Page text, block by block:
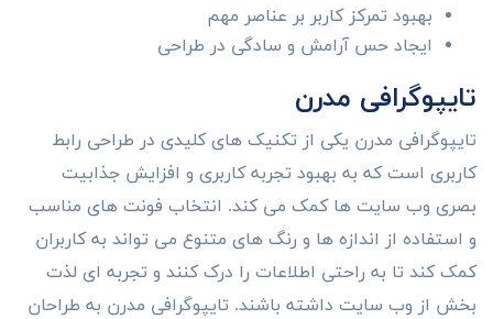
بهبود تمرکز کاربر بر عناصر مهم
ایجاد حس آرامش و سادگی در طراحی
تایپوگرافی مدرن
تایپوگرافی مدرن یکی از تکنیک های کلیدی در طراحی رابط
کاربری است که به بهبود تجربه کاربری و افزایش جذابیت
بصری وب سایت ها کمک می کند. انتخاب فونت های مناسب
و استفاده از اندازه ها و رنگ های متنوع می تواند به کاربران
کمک کند تا به راحتی اطلاعات را درک کنند و تجربه ای لذت
بخش از وب سایت داشته باشند. تایپوگرافی مدرن به طراحان